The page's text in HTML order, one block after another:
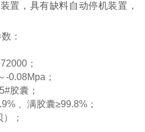
置，具有缺料自动停机装置，
：
；
-0.08Mpa；
胶囊；
、满胶囊≥99.8%；
；